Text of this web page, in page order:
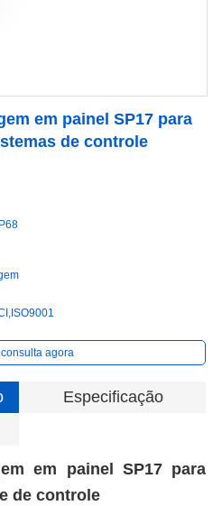
em painel SP17 para
de controle
agora
Especificação
em painel SP17 para
de controle